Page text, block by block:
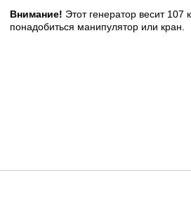
Внимание! Этот генератор весит 107
понадобиться манипулятор или кран.